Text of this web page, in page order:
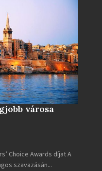
városa
Choice Awards díjat A
szavazásán...